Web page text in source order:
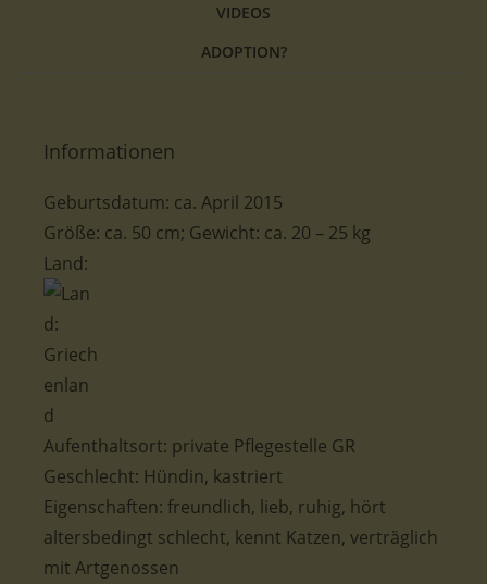
VIDEOS
ADOPTION?
Informationen
Geburtsdatum: ca. April 2015
Größe: ca. 50 cm; Gewicht: ca. 20 – 25 kg
Land:
Aufenthaltsort: private Pflegestelle GR
Geschlecht: Hündin, kastriert
Eigenschaften: freundlich, lieb, ruhig, hört
altersbedingt schlecht, kennt Katzen, verträglich
mit Artgenossen